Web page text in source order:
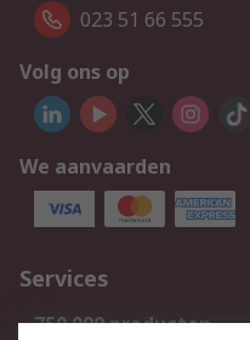
023 51 66 555
Volg ons op
We aanvaarden
Services
750.000 producten